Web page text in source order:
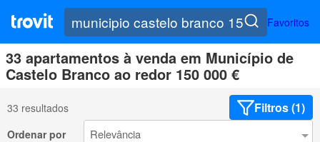
Favoritos
33 apartamentos à venda em Município de
Castelo Branco ao redor 150 000 €
33 resultados Filtros (1)
Ordenar por